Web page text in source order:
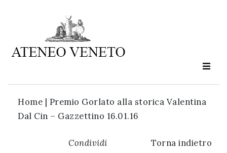
Home | Premio Gorlato alla storica Valentina
Dal Cin – Gazzettino 16.01.16
Condividi Torna indietro
Ateneo
è
cultura